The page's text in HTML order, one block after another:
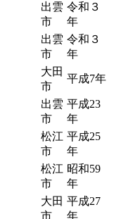
出雲
市
令和３
年
出雲
市
令和３
年
大田
市
平成7年
出雲
市
平成23
年
松江
市
平成25
年
松江
市
昭和59
年
大田
市
平成27
年